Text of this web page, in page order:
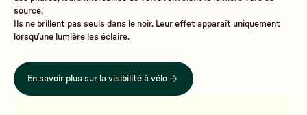
source.
Ils ne brillent pas seuls dans le noir. Leur effet apparaît uniquement
lorsqu’une lumière les éclaire.
En savoir plus sur la visibilité à vélo